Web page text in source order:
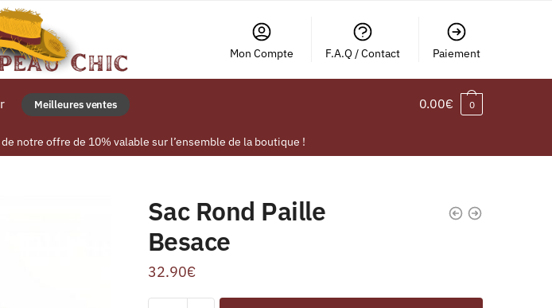
Mon Compte F.A.Q / Contact Paiement
Meilleures ventes 0.00€ 0
notre offre de 10% valable sur l’ensemble de la boutique !
Sac Rond Paille
Besace
32.90€